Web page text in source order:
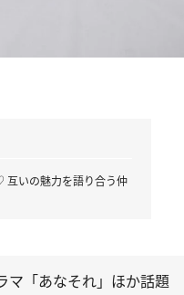
互いの魅力を語り合う仲
マ「あなそれ」ほか話題